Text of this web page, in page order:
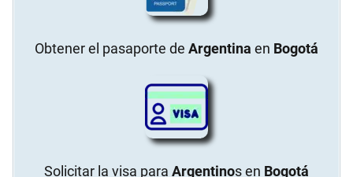
Obtener el pasaporte de Argentina en Bogotá
Solicitar la visa para Argentinos en Bogotá